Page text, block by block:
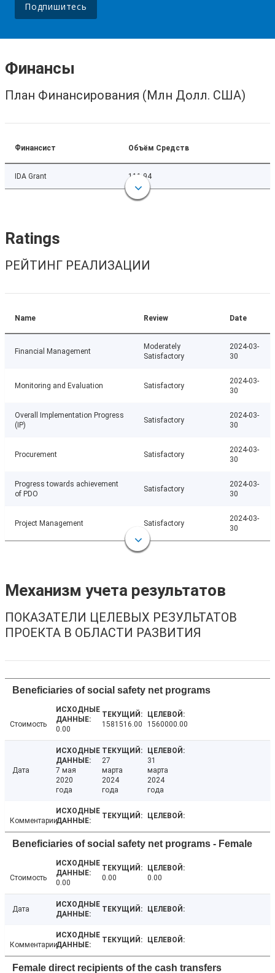
Подпишитесь
Финансы
План Финансирования (Млн Долл. США)
Финансист Объём Средств
IDA Grant 111.94
Ratings
РЕЙТИНГ РЕАЛИЗАЦИИ
Name Review Date
Financial Management
Moderately
Satisfactory
2024-03-
30
Monitoring and Evaluation Satisfactory
2024-03-
30
Overall Implementation Progress
(IP)
Satisfactory
2024-03-
30
Procurement Satisfactory
2024-03-
30
Progress towards achievement
of PDO
Satisfactory
2024-03-
30
Project Management Satisfactory
2024-03-
30
Механизм учета результатов
ПОКАЗАТЕЛИ ЦЕЛЕВЫХ РЕЗУЛЬТАТОВ
ПРОЕКТА В ОБЛАСТИ РАЗВИТИЯ
Beneficiaries of social safety net programs
Стоимость
0.00
1581516.00 1560000.00
Дата
7 мая
2020
года
27
марта
2024
года
31
марта
2024
года
Комментарии
Beneficiaries of social safety net programs - Female
Стоимость
0.00
0.00 0.00
Дата
Комментарии
Female direct recipients of the cash transfers